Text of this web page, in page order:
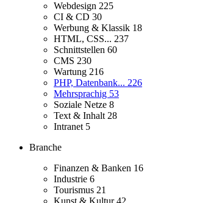
Webdesign 225
CI & CD 30
Werbung & Klassik 18
HTML, CSS... 237
Schnittstellen 60
CMS 230
Wartung 216
PHP, Datenbank... 226
Mehrsprachig 53
Soziale Netze 8
Text & Inhalt 28
Intranet 5
Branche
Finanzen & Banken 16
Industrie 6
Tourismus 21